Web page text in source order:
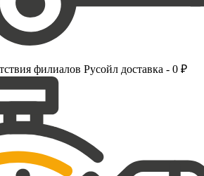
филиалов Русойл доставка - 0 ₽